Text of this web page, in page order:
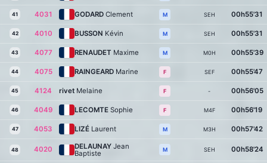
41 4031 GODARD Clement M SEH 00h55'31
42 4010 BUSSON Kévin M SEH 00h55'31
43 4077 RENAUDET Maxime M M0H 00h55'39
44 4075 RAINGEARD Marine F SEF 00h55'47
45 4124 rivet Melaine F - 00h56'05
46 4049 LECOMTE Sophie F M4F 00h56'19
47 4053 LIZÉ Laurent M M3H 00h57'42
48 4020 DELAUNAY Jean
Baptiste
M SEH 00h58'24